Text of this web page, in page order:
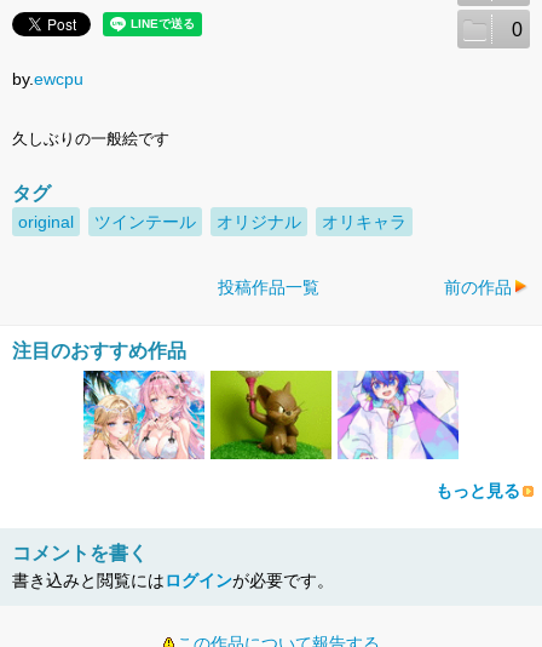
0
by.ewcpu
久しぶりの一般絵です
タグ
original ツインテール オリジナル オリキャラ
投稿作品一覧 前の作品
注目のおすすめ作品
もっと見る
コメントを書く
書き込みと閲覧にはログインが必要です。